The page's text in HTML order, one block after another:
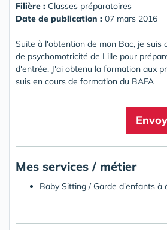
Filière : Classes préparatoires
Date de publication : 07 mars 2016
Suite à l'obtention de mon Bac, je suis
de psychomotricité de Lille pour
d'entrée. J'ai obtenu la formation aux
suis en cours de formation du BAFA
Mes services / métier
Baby Sitting / Garde d'enfants à